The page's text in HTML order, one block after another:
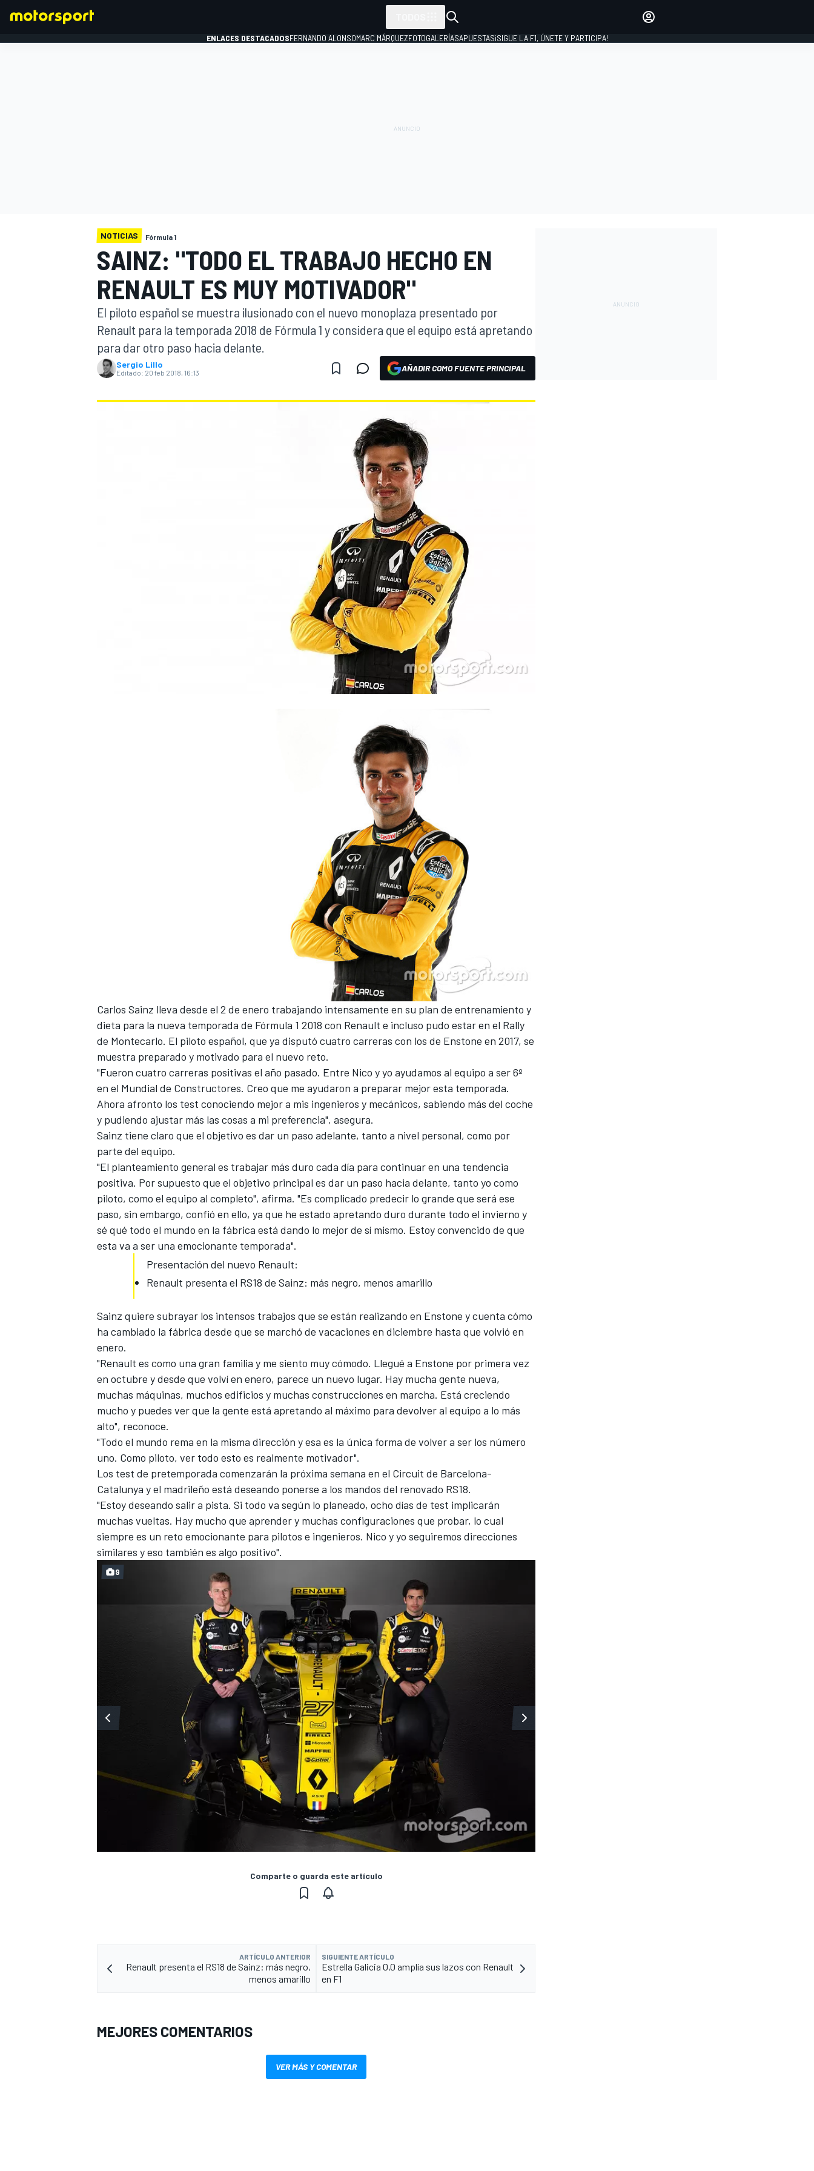
MÁS CATEGORÍAS
ENLACES DESTACADOSFERNANDO ALONSOMARC MÁRQUEZFOTOGALERÍASAPUESTAS¡SIGUE LA F1, ÚNETE Y PARTICIPA!
NOTICIAS Fórmula 1
SAINZ: "TODO EL TRABAJO HECHO EN
RENAULT ES MUY MOTIVADOR"
El piloto español se muestra ilusionado con el nuevo monoplaza presentado por
Renault para la temporada 2018 de Fórmula 1 y considera que el equipo está apretando
para dar otro paso hacia delante.
Sergio Lillo
Editado: 20 feb 2018, 16:13 AÑADIR COMO FUENTE PRINCIPAL
Carlos Sainz lleva desde el 2 de enero trabajando intensamente en su plan de entrenamiento y
dieta para la nueva temporada de Fórmula 1 2018 con Renault e incluso pudo estar en el Rally
de Montecarlo. El piloto español, que ya disputó cuatro carreras con los de Enstone en 2017, se
muestra preparado y motivado para el nuevo reto.
"Fueron cuatro carreras positivas el año pasado. Entre Nico y yo ayudamos al equipo a ser 6º
en el Mundial de Constructores. Creo que me ayudaron a preparar mejor esta temporada.
Ahora afronto los test conociendo mejor a mis ingenieros y mecánicos, sabiendo más del coche
y pudiendo ajustar más las cosas a mi preferencia", asegura.
Sainz tiene claro que el objetivo es dar un paso adelante, tanto a nivel personal, como por
parte del equipo.
"El planteamiento general es trabajar más duro cada día para continuar en una tendencia
positiva. Por supuesto que el objetivo principal es dar un paso hacia delante, tanto yo como
piloto, como el equipo al completo", afirma. "Es complicado predecir lo grande que será ese
paso, sin embargo, confió en ello, ya que he estado apretando duro durante todo el invierno y
sé qué todo el mundo en la fábrica está dando lo mejor de sí mismo. Estoy convencido de que
esta va a ser una emocionante temporada".
Presentación del nuevo Renault:
Renault presenta el RS18 de Sainz: más negro, menos amarillo
Sainz quiere subrayar los intensos trabajos que se están realizando en Enstone y cuenta cómo
ha cambiado la fábrica desde que se marchó de vacaciones en diciembre hasta que volvió en
enero.
"Renault es como una gran familia y me siento muy cómodo. Llegué a Enstone por primera vez
en octubre y desde que volví en enero, parece un nuevo lugar. Hay mucha gente nueva,
muchas máquinas, muchos edificios y muchas construcciones en marcha. Está creciendo
mucho y puedes ver que la gente está apretando al máximo para devolver al equipo a lo más
alto", reconoce.
"Todo el mundo rema en la misma dirección y esa es la única forma de volver a ser los número
uno. Como piloto, ver todo esto es realmente motivador".
Los test de pretemporada comenzarán la próxima semana en el Circuit de Barcelona-
Catalunya y el madrileño está deseando ponerse a los mandos del renovado RS18.
"Estoy deseando salir a pista. Si todo va según lo planeado, ocho días de test implicarán
muchas vueltas. Hay mucho que aprender y muchas configuraciones que probar, lo cual
siempre es un reto emocionante para pilotos e ingenieros. Nico y yo seguiremos direcciones
similares y eso también es algo positivo".
9
Comparte o guarda este artículo
ARTÍCULO ANTERIOR
Renault presenta el RS18 de Sainz: más negro,
menos amarillo
SIGUIENTE ARTÍCULO
Estrella Galicia 0,0 amplía sus lazos con Renault
en F1
MEJORES COMENTARIOS
VER MÁS Y COMENTAR